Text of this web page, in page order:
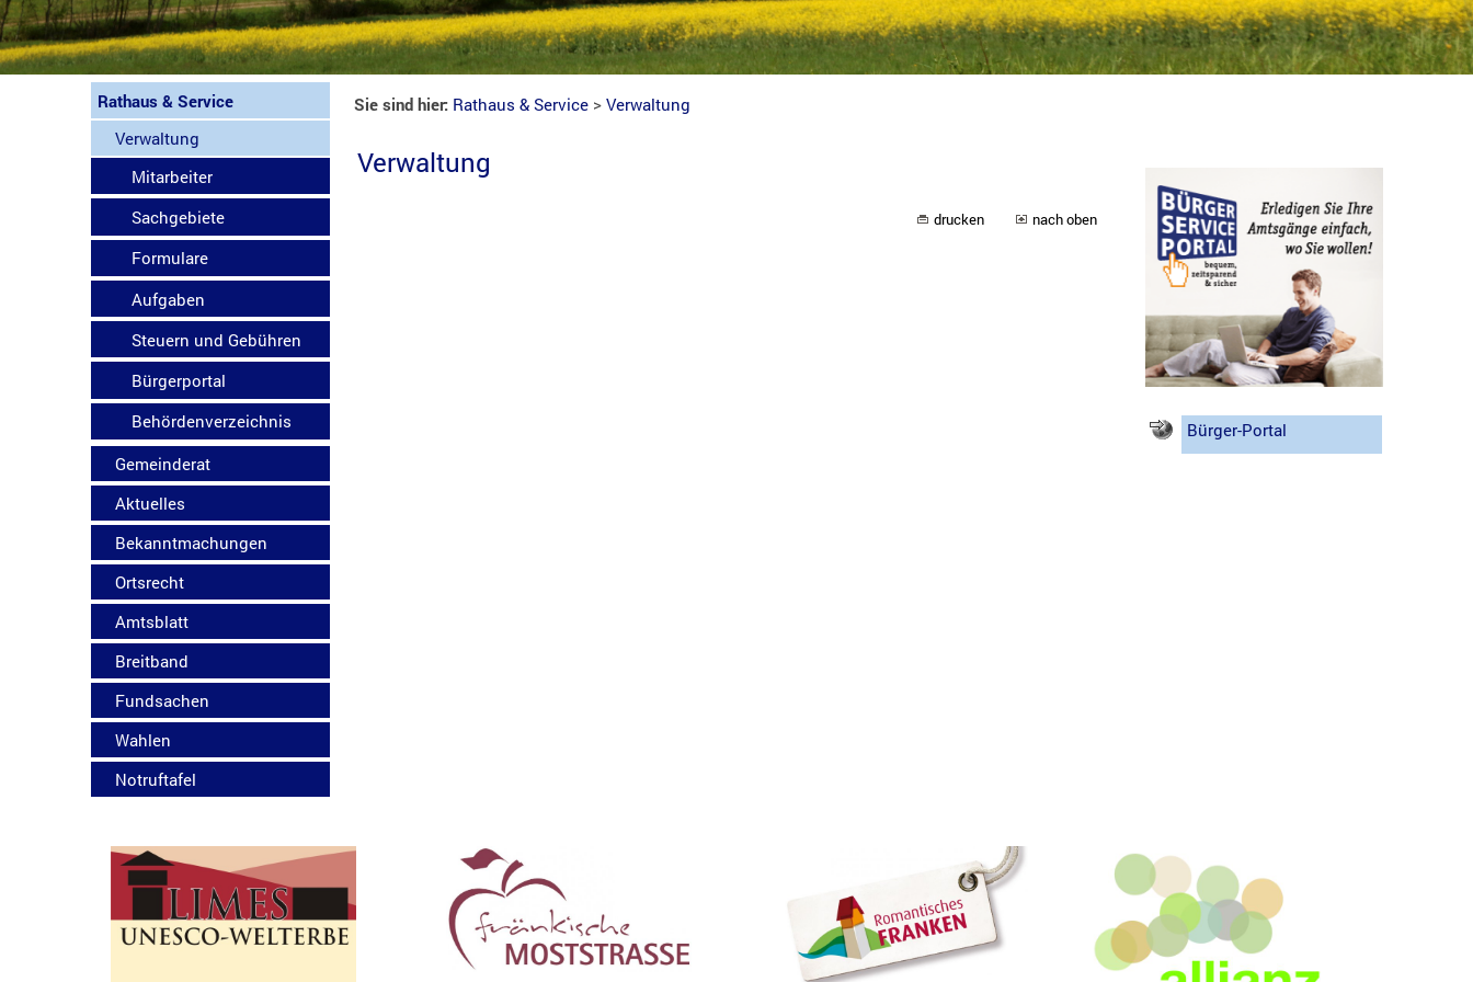
Rathaus & Service
Verwaltung
Mitarbeiter
Sachgebiete
Formulare
Aufgaben
Steuern und Gebühren
Bürgerportal
Behördenverzeichnis
Gemeinderat
Aktuelles
Bekanntmachungen
Ortsrecht
Amtsblatt
Breitband
Fundsachen
Wahlen
Notruftafel
Sie sind hier: Rathaus & Service >Verwaltung
Verwaltung
drucken nach oben
Bürger-Portal